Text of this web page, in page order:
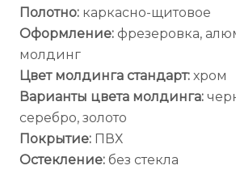
Полотно: каркасно-щитовое
Оформление: фрезеровка,
молдинг
Цвет молдинга стандарт: хром
Варианты цвета молдинга:
серебро, золото
Покрытие: ПВХ
Остекление: без стекла